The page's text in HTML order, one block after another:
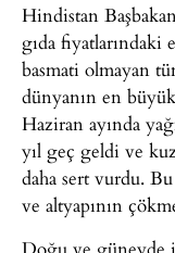
Hindistan
gıda fiyatlarındaki
basmati olmayan
dünyanın en
Haziran ayında
yıl geç geldi ve
daha sert vurdu.
ve altyapının